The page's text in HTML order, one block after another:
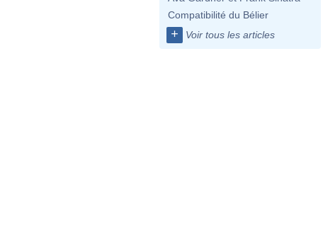
Compatibilité du Bélier
+ Voir tous les articles